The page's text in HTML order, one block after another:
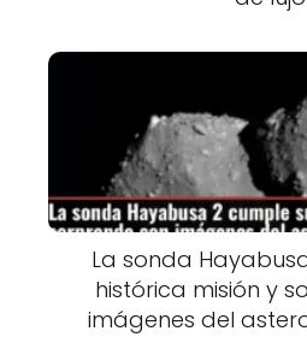
La sonda
histórica misión y
imágenes del